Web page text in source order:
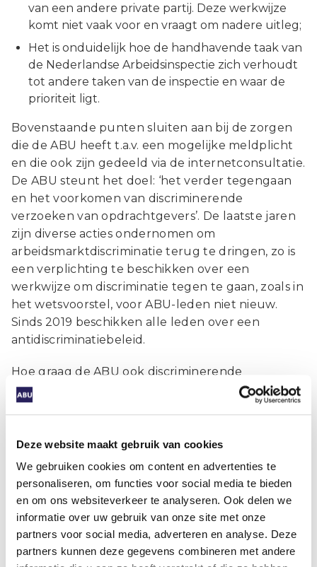
Deze website maakt gebruik van cookies
We gebruiken cookies om content en advertenties te
personaliseren, om functies voor social media te bieden
en om ons websiteverkeer te analyseren. Ook delen we
informatie over uw gebruik van onze site met onze
partners voor social media, adverteren en analyse. Deze
partners kunnen deze gegevens combineren met andere
van een andere private partij. Deze werkwijze
komt niet vaak voor en vraagt om nadere uitleg;
Het is onduidelijk hoe de handhavende taak van
de Nederlandse Arbeidsinspectie zich verhoudt
tot andere taken van de inspectie en waar de
prioriteit ligt.
Bovenstaande punten sluiten aan bij de zorgen
die de ABU heeft t.a.v. een mogelijke meldplicht
en die ook zijn gedeeld via de internetconsultatie.
De ABU steunt het doel: ‘het verder tegengaan
en het voorkomen van discriminerende
verzoeken van opdrachtgevers’. De laatste jaren
zijn diverse acties ondernomen om
arbeidsmarktdiscriminatie terug te dringen, zo is
een verplichting te beschikken over een
werkwijze om discriminatie tegen te gaan, zoals in
het wetsvoorstel, voor ABU-leden niet nieuw.
Sinds 2019 beschikken alle leden over een
antidiscriminatiebeleid.
Hoe graag de ABU ook discriminerende
verzoeken wil tegengaan, geconstateerd wordt
dat een meldplicht hiervoor niet de oplossing is.
intermediairs in het creëren van bewustzijn door
het gesprek aan te gaan met opdrachtgevers,
dient de aanpak van discriminatie zich te richten
op de bron van het discriminerende verzoek en
dient rechtstreeks ingezet te worden op
bewustwording van opdrachtgevers. Het advies
van de Raad van State is een steun in de rug bij